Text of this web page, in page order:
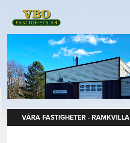
VÅRA FASTIGHETER - RAMKVILLA